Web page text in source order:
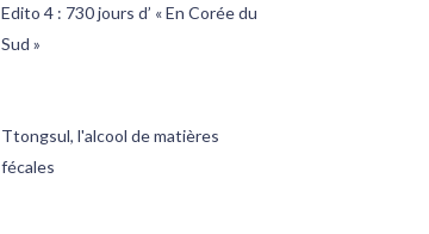
Edito 4 : 730 jours d’ « En Corée du
Sud »
Ttongsul, l'alcool de matières
fécales